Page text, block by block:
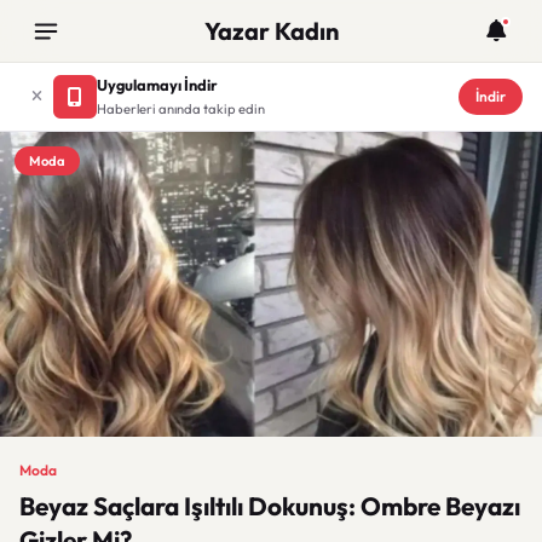
Yazar Kadın
Uygulamayı İndir
Haberleri anında takip edin
İndir
Moda
Moda
Beyaz Saçlara Işıltılı Dokunuş: Ombre Beyazı